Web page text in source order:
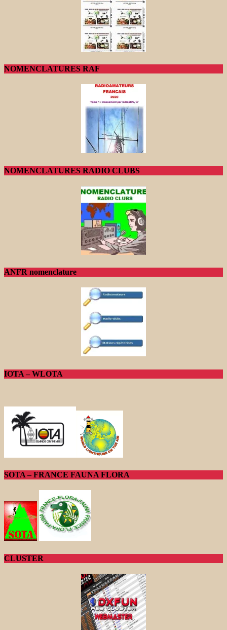
NOMENCLATURES RAF
NOMENCLATURES RADIO CLUBS
ANFR nomenclature
IOTA – WLOTA
SOTA – FRANCE FAUNA FLORA
CLUSTER